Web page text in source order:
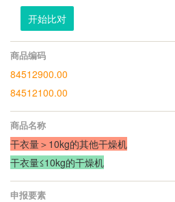
开始比对
商品编码
84512900.00
84512100.00
商品名称
干衣量＞10kg的其他干燥机
干衣量≤10kg的干燥机
申报要素